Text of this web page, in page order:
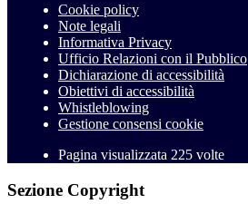
Cookie policy
Note legali
Informativa Privacy
Ufficio Relazioni con il Pubblico
Dichiarazione di accessibilità
Obiettivi di accessibilità
Whistleblowing
Gestione consensi cookie
Pagina visualizzata 225 volte
Sezione Copyright